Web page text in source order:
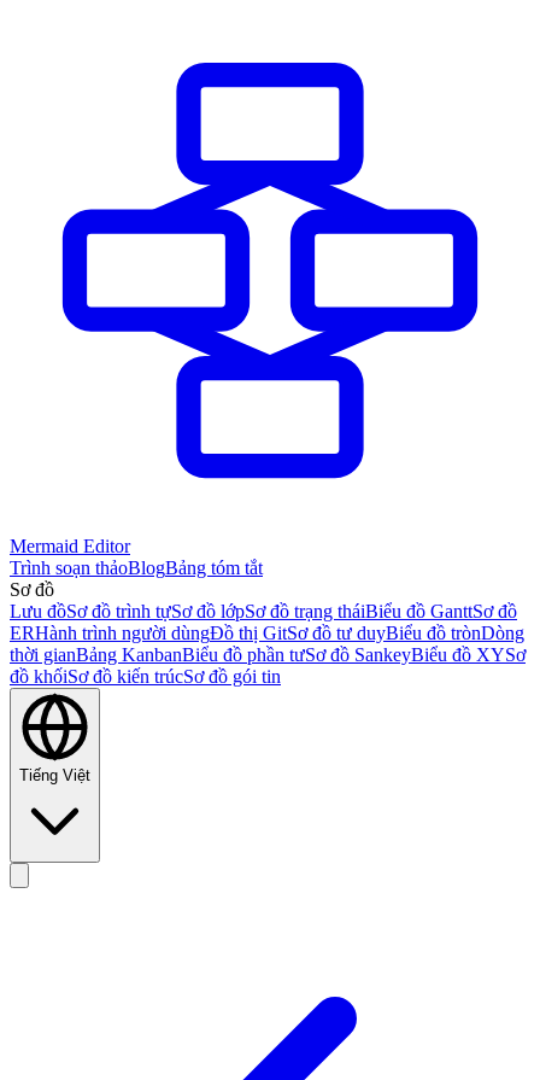
Mermaid Editor
Trình soạn thảoBlogBảng tóm tắt
Sơ đồ
Lưu đồSơ đồ trình tựSơ đồ lớpSơ đồ trạng tháiBiểu đồ GanttSơ đồ
ERHành trình người dùngĐồ thị GitSơ đồ tư duyBiểu đồ trònDòng
thời gianBảng KanbanBiểu đồ phần tưSơ đồ SankeyBiểu đồ XYSơ
đồ khốiSơ đồ kiến trúcSơ đồ gói tin
Tiếng Việt